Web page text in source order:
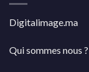
Digitalimage.ma
Qui sommes nous ?